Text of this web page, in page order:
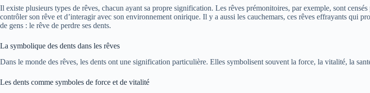
Il existe plusieurs types de rêves, chacun ayant sa propre signification. Les rêves prémonitoires, par exemple, sont
contrôler son rêve et d’interagir avec son environnement onirique. Il y a aussi les cauchemars, ces rêves effrayants qui
de gens : le rêve de perdre ses dents.
La symbolique des dents dans les rêves
Dans le monde des rêves, les dents ont une signification particulière. Elles symbolisent souvent la force, la vitalité, la
Les dents comme symboles de force et de vitalité